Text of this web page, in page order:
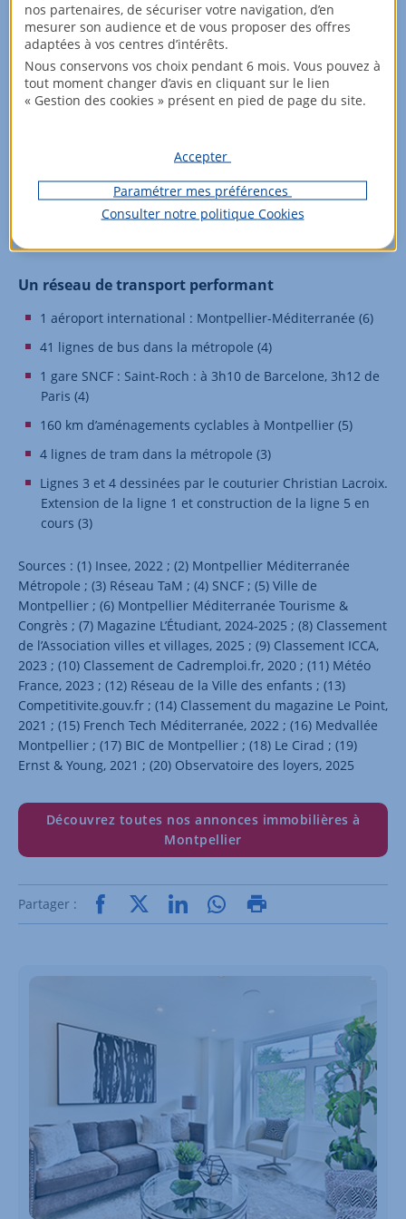
1re ville de France à adhérer au réseau international de
la “ville des enfants” (12)
5 millions de touristes en 2023 dans la métropole (5)
1er centre-ville piéton de France (5)
2e ville la + épanouissante pour les cadres (10)
2e région viticole mondiale (6)
180 parcs, jardins et squares à Montpellier (5)
Un réseau de transport performant
1 aéroport international : Montpellier-Méditerranée (6)
41 lignes de bus dans la métropole (4)
1 gare SNCF : Saint-Roch : à 3h10 de Barcelone, 3h12 de
Paris (4)
160 km d’aménagements cyclables à Montpellier (5)
4 lignes de tram dans la métropole (3)
Lignes 3 et 4 dessinées par le couturier Christian Lacroix.
Extension de la ligne 1 et construction de la ligne 5 en
cours (3)
Sources : (1) Insee, 2022 ; (2) Montpellier Méditerranée
Métropole ; (3) Réseau TaM ; (4) SNCF ; (5) Ville de
Montpellier ; (6) Montpellier Méditerranée Tourisme &
Congrès ; (7) Magazine L’Étudiant, 2024-2025 ; (8) Classement
de l’Association villes et villages, 2025 ; (9) Classement ICCA,
2023 ; (10) Classement de Cadremploi.fr, 2020 ; (11) Météo
France, 2023 ; (12) Réseau de la Ville des enfants ; (13)
Competitivite.gouv.fr ; (14) Classement du magazine Le Point,
2021 ; (15) French Tech Méditerranée, 2022 ; (16) Medvallée
Montpellier ; (17) BIC de Montpellier ; (18) Le Cirad ; (19)
Ernst & Young, 2021 ; (20) Observatoire des loyers, 2025
Découvrez toutes nos annonces immobilières à
Montpellier
Partager :
nos partenaires, de sécuriser votre navigation, d’en
mesurer son audience et de vous proposer des offres
adaptées à vos centres d’intérêts.
Nous conservons vos choix pendant 6 mois. Vous pouvez à
tout moment changer d’avis en cliquant sur le lien
« Gestion des cookies » présent en pied de page du site.
Accepter
Paramétrer mes préférences
Consulter notre politique Cookies